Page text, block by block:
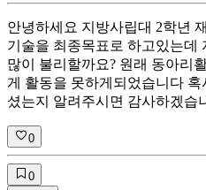
안녕하세요 지방사립대 2학년
기술을 최종목표로 하고있는데
많이 불리할까요? 원래 동아리
게 활동을 못하게되었습니다
셨는지 알려주시면 감사하겠습
0
0